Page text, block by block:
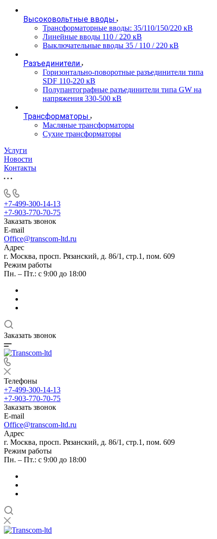
Высоковольтные вводы
Трансформаторные вводы: 35/110/150/220 кВ
Линейные вводы 110 / 220 кВ
Выключательные вводы 35 / 110 / 220 кВ
Разъединители
Горизонтально-поворотные разъединители типа
SDF 110-220 кВ
Полупантографные разъединители типа GW на
напряжения 330-500 кВ
Трансформаторы
Масляные трансформаторы
Сухие трансформаторы
Услуги
Новости
Контакты
+7-499-300-14-13
+7-903-770-70-75
Заказать звонок
E-mail
Office@transcom-ltd.ru
Адрес
г. Москва, просп. Рязанский, д. 86/1, стр.1, пом. 609
Режим работы
Пн. – Пт.: с 9:00 до 18:00
Заказать звонок
Телефоны
+7-499-300-14-13
+7-903-770-70-75
Заказать звонок
E-mail
Office@transcom-ltd.ru
Адрес
г. Москва, просп. Рязанский, д. 86/1, стр.1, пом. 609
Режим работы
Пн. – Пт.: с 9:00 до 18:00